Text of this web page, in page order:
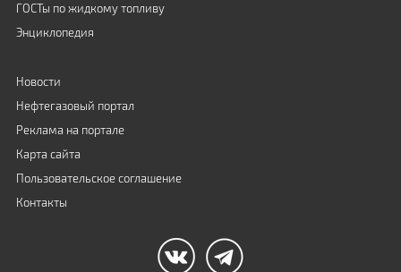
ГОСТы по жидкому топливу
Энциклопедия
Новости
Нефтегазовый портал
Реклама на портале
Карта сайта
Пользовательское соглашение
Контакты